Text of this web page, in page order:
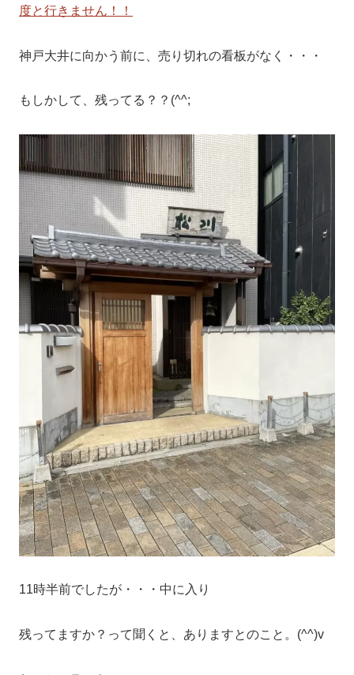
度と行きません！！
神戸大井に向かう前に、売り切れの看板がなく・・・
もしかして、残ってる？？(^^;
11時半前でしたが・・・中に入り
残ってますか？って聞くと、ありますとのこと。(^^)v